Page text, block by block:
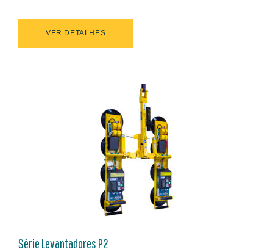
VER DETALHES
Série Levantadores P2